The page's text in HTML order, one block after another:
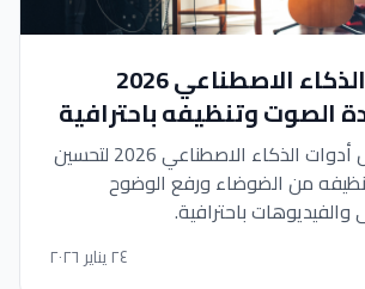
دليل أدوات الذكاء الاصطناعي 2026
الصوت وتنظيفه باحترافية
تعرّف على أفضل أدوات الذكاء الاصطناعي 2026 لتحسين
من الضوضاء ورفع الوضوح
باحترافية.
٢٤ يناير ٢٠٢٦